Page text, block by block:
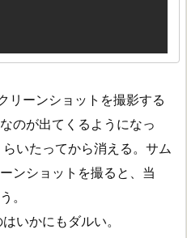
リーンショットを撮影する
のが出てくるようになっ
いたってから消える。サム
ンショットを撮ると、当
。
いかにもダルい。